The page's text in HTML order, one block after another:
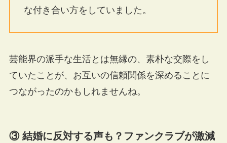
な付き合い方をしていました。
芸能界の派手な生活とは無縁の、素朴な交際をし
ていたことが、お互いの信頼関係を深めることに
つながったのかもしれませんね。
③ 結婚に反対する声も？ファンクラブが激減